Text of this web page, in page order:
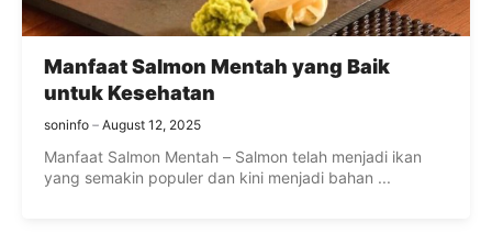
Manfaat Salmon Mentah yang Baik
untuk Kesehatan
soninfo August 12, 2025
Manfaat Salmon Mentah – Salmon telah menjadi ikan
yang semakin populer dan kini menjadi bahan ...